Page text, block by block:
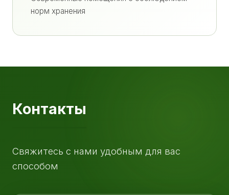
норм хранения
Контакты
Свяжитесь с нами удобным для вас
способом